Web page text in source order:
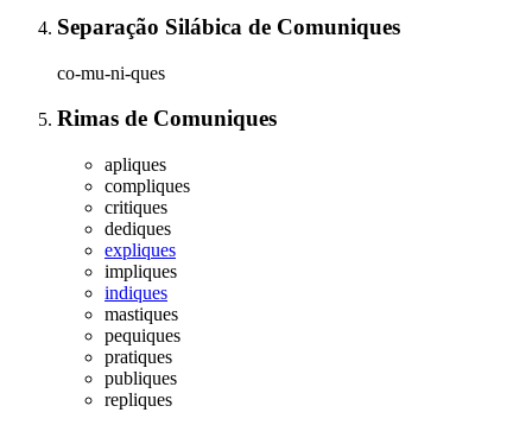
Separação Silábica de Comuniques
co-mu-ni-ques
Rimas de Comuniques
apliques
compliques
critiques
dediques
expliques
impliques
indiques
mastiques
pequiques
pratiques
publiques
repliques